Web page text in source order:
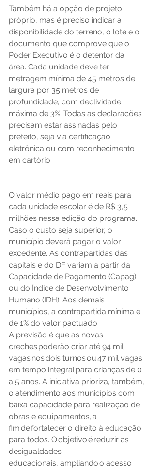
Também há a opção de projeto
próprio, mas é preciso indicar a
disponibilidade do terreno, o lote e o
documento que comprove que o
Poder Executivo é o detentor da
área. Cada unidade deve ter
metragem mínima de 45 metros de
largura por 35 metros de
profundidade, com declividade
máxima de 3%. Todas as declarações
precisam estar assinadas pelo
prefeito, seja via certificação
eletrônica ou com reconhecimento
em cartório.
O valor médio pago em reais para
cada unidade escolar é de R$ 3,5
milhões nessa edição do programa.
Caso o custo seja superior, o
município deverá pagar o valor
excedente. As contrapartidas das
capitais e do DF variam a partir da
Capacidade de Pagamento (Capag)
ou do Índice de Desenvolvimento
Humano (IDH). Aos demais
municípios, a contrapartida mínima é
de 1% do valor pactuado.
A previsão é que as novas
creches poderão criar até 94 mil
vagas nos dois turnos ou 47 mil vagas
em tempo integral para crianças de 0
a 5 anos. A iniciativa prioriza, também,
o atendimento aos municípios com
baixa capacidade para realização de
obras e equipamentos, a
fim de fortalecer o direito à educação
para todos. O objetivo é reduzir as
desigualdades
educacionais, ampliando o acesso